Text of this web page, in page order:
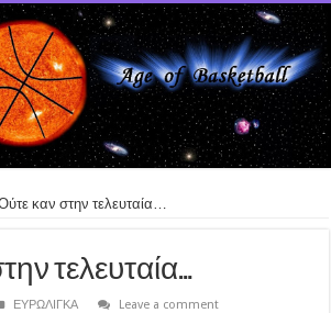
καν στην τελευταία…
τελευταία…
ΕΥΡΩΛΙΓΚΑ Leave a comment